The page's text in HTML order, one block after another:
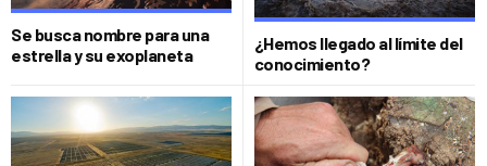
CULTURIZANDO.COM
Se busca nombre para una
estrella y su exoplaneta
¿Hemos llegado al límite del
conocimiento?